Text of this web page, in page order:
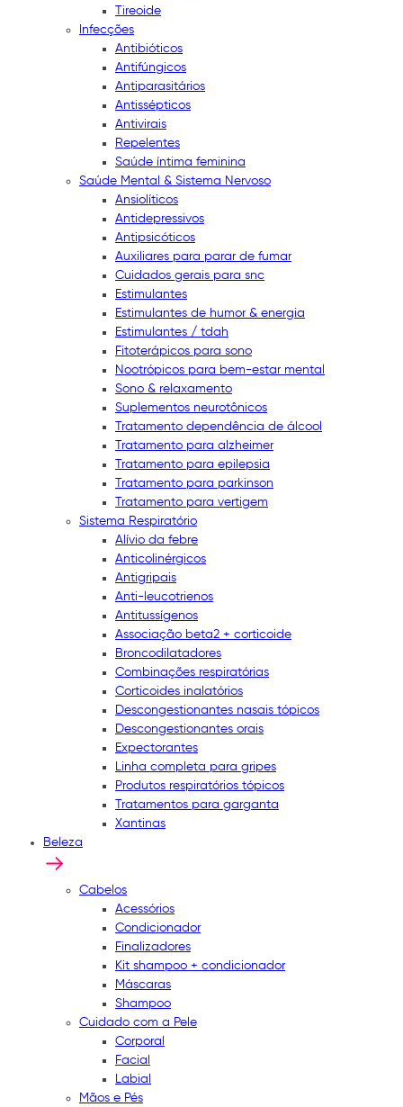
Tireoide
Infecções
Antibióticos
Antifúngicos
Antiparasitários
Antissépticos
Antivirais
Repelentes
Saúde íntima feminina
Saúde Mental & Sistema Nervoso
Ansiolíticos
Antidepressivos
Antipsicóticos
Auxiliares para parar de fumar
Cuidados gerais para snc
Estimulantes
Estimulantes de humor & energia
Estimulantes / tdah
Fitoterápicos para sono
Nootrópicos para bem-estar mental
Sono & relaxamento
Suplementos neurotônicos
Tratamento dependência de álcool
Tratamento para alzheimer
Tratamento para epilepsia
Tratamento para parkinson
Tratamento para vertigem
Sistema Respiratório
Alívio da febre
Anticolinérgicos
Antigripais
Anti-leucotrienos
Antitussígenos
Associação beta2 + corticoide
Broncodilatadores
Combinações respiratórias
Corticoides inalatórios
Descongestionantes nasais tópicos
Descongestionantes orais
Expectorantes
Linha completa para gripes
Produtos respiratórios tópicos
Tratamentos para garganta
Xantinas
Beleza
Cabelos
Acessórios
Condicionador
Finalizadores
Kit shampoo + condicionador
Máscaras
Shampoo
Cuidado com a Pele
Corporal
Facial
Labial
Mãos e Pés